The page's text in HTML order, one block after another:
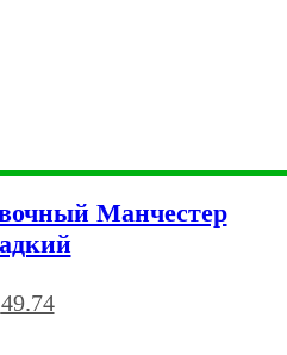
Манчестер
49.74